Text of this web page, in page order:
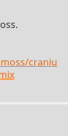
craniu